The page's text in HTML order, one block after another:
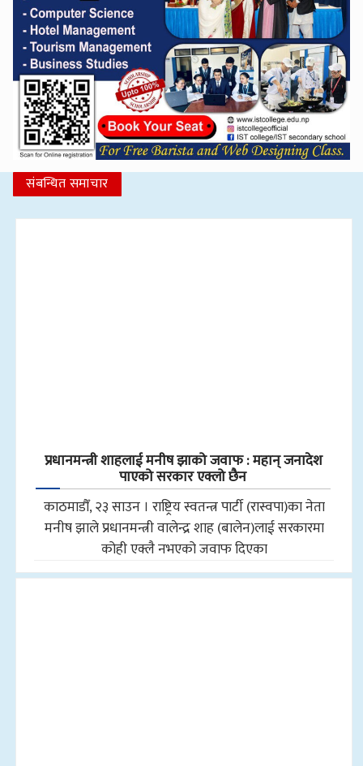
संबन्धित समाचार
प्रधानमन्त्री शाहलाई मनीष झाको जवाफ : महान् जनादेश
पाएको सरकार एक्लो छैन
काठमाडौँ, २३ साउन । राष्ट्रिय स्वतन्त्र पार्टी (रास्वपा)का नेता
मनीष झाले प्रधानमन्त्री वालेन्द्र शाह (बालेन)लाई सरकारमा
कोही एक्लै नभएको जवाफ दिएका